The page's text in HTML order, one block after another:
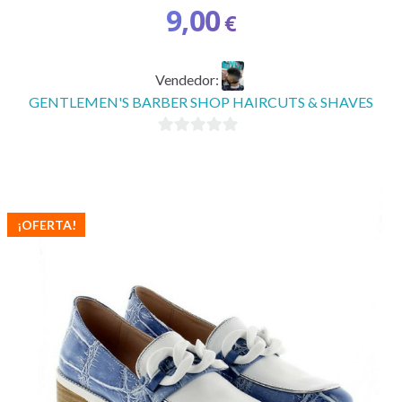
9,00€
Vendedor:
GENTLEMEN'S BARBER SHOP HAIRCUTS & SHAVES
¡OFERTA!